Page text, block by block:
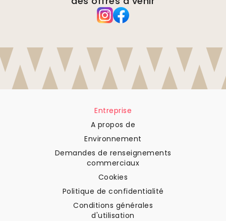
Entreprise
A propos de
Environnement
Demandes de renseignements
commerciaux
Cookies
Politique de confidentialité
Conditions générales
d'utilisation